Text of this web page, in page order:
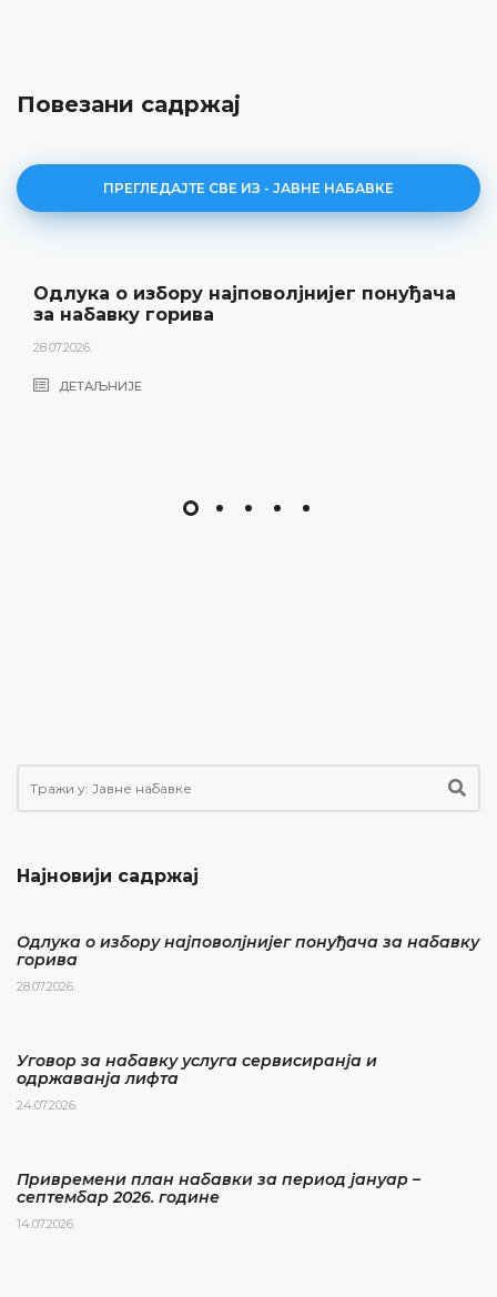
Повезани садржај
ПРЕГЛЕДАЈТЕ СВЕ ИЗ - ЈАВНЕ НАБАВКЕ
Одлука о избору најповолјнијег понуђача
за набавку горива
28.07.2026.
ДЕТАЉНИЈЕ
Најновији садржај
Одлука о избору најповолјнијег понуђача за набавку
горива
28.07.2026.
Уговор за набавку услуга сервисиранја и
одржаванја лифта
24.07.2026.
Привремени план набавки за период јануар –
септембар 2026. године
14.07.2026.